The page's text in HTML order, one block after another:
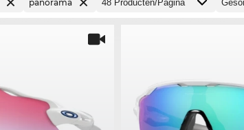
panorama